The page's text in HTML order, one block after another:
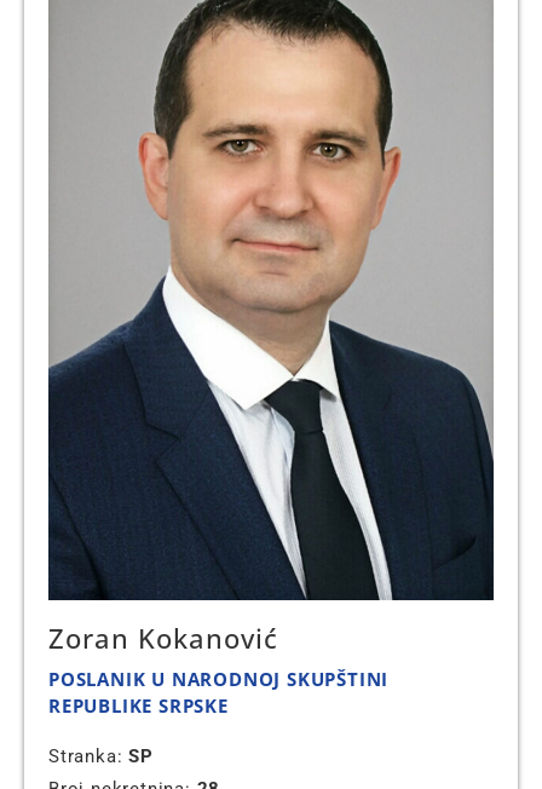
Zoran Kokanović
POSLANIK U NARODNOJ SKUPŠTINI
REPUBLIKE SRPSKE
Stranka:SP